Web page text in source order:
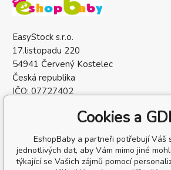
EasyStock s.r.o.
17.listopadu 220
54941 Červený Kostelec
Česká republika
IČO: 07727402
Cookies a
EshopBaby a partneři potřebují Váš
jednotlivých dat, aby Vám mimo jiné
týkající se Vašich zájmů pomocí